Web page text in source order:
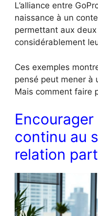
L’alliance entre
naissance à un
permettant aux deux
considérablement
Ces exemples
pensé peut mener à
Mais comment faire
Encourager
continu au
relation